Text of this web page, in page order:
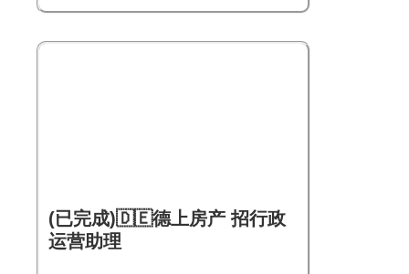
(已完成)🇩🇪德上房产 招行政
运营助理